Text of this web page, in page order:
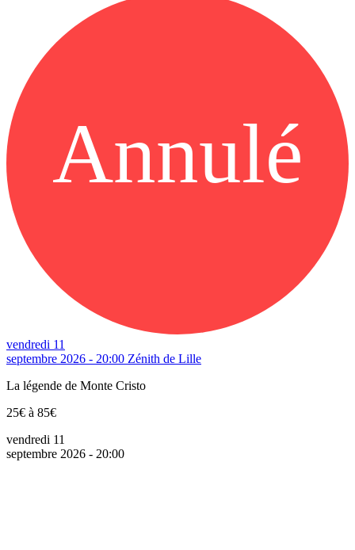
Annulé
vendredi 11
septembre 2026 - 20:00 Zénith de Lille
La légende de Monte Cristo
25€ à 85€
vendredi 11
septembre 2026 - 20:00